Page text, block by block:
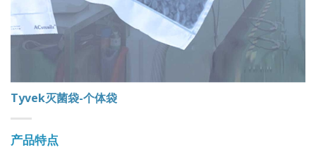
Tyvek灭菌袋-个体袋
产品特点